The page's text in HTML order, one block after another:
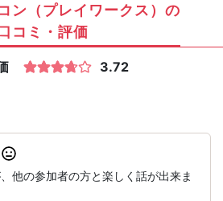
ン（プレイワークス）の
コミ・評価
3.72
他の参加者の方と楽しく話が出来ま